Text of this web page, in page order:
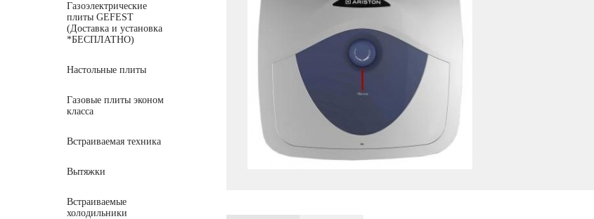
Газоэлектрические
плиты GEFEST
(Доставка и установка
*БЕСПЛАТНО)
Настольные плиты
Газовые плиты эконом
класса
Встраиваемая техника
Вытяжки
Встраиваемые
холодильники